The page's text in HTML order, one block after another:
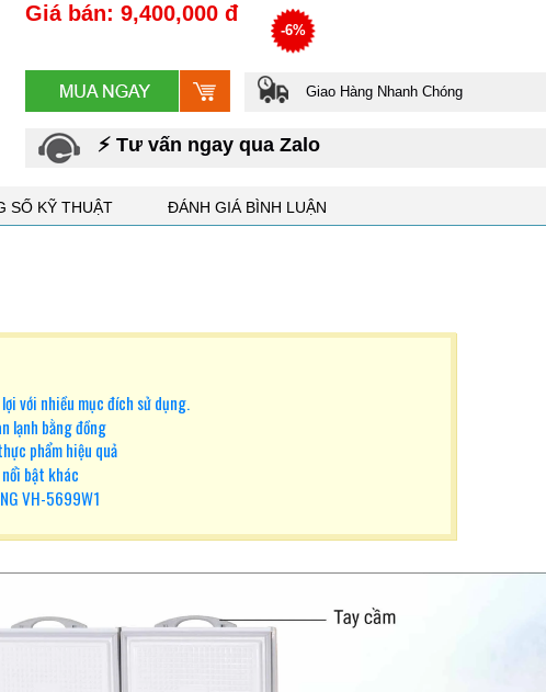
Giá bán: 9,400,000 đ
-6%
Giao Hàng Nhanh Chóng
⚡ Tư vấn ngay qua Zalo
SỐ KỸ THUẬT ĐÁNH GIÁ BÌNH LUẬN
với nhiều mục đích sử dụng.
lạnh bằng đồng
phẩm hiệu quả
bật khác
VH-5699W1